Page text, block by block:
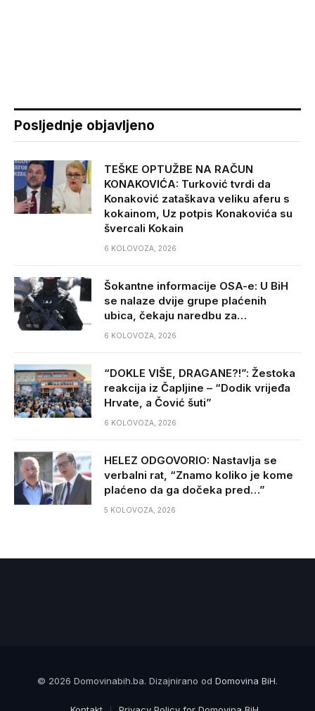
Posljednje objavljeno
TEŠKE OPTUŽBE NA RAČUN
KONAKOVIĆA: Turković tvrdi da
Konaković zataškava veliku aferu s
kokainom, Uz potpis Konakovića su
švercali Kokain
6 KOLOVOZA, 2026
Šokantne informacije OSA-e: U BiH
se nalaze dvije grupe plaćenih
ubica, čekaju naredbu za…
6 KOLOVOZA, 2026
“DOKLE VIŠE, DRAGANE?!”: Žestoka
reakcija iz Čapljine – “Dodik vrijeđa
Hrvate, a Čović šuti”
6 KOLOVOZA, 2026
HELEZ ODGOVORIO: Nastavlja se
verbalni rat, “Znamo koliko je kome
plaćeno da ga dočeka pred…”
5 KOLOVOZA, 2026
© 2026 Domovinabih.ba. Dizajnirano od Domovina BiH.